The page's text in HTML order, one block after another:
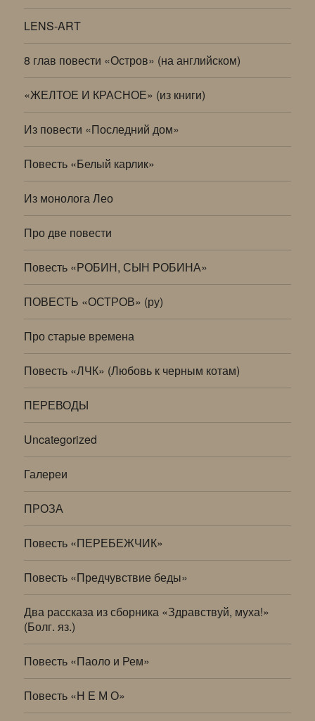
LENS-ART
8 глав повести «Остров» (на английском)
«ЖЕЛТОЕ И КРАСНОЕ» (из книги)
Из повести «Последний дом»
Повесть «Белый карлик»
Из монолога Лео
Про две повести
Повесть «РОБИН, СЫН РОБИНА»
ПОВЕСТЬ «ОСТРОВ» (ру)
Про старые времена
Повесть «ЛЧК» (Любовь к черным котам)
ПЕРЕВОДЫ
Uncategorized
Галереи
ПРОЗА
Повесть «ПЕРЕБЕЖЧИК»
Повесть «Предчувствие беды»
Два рассказа из сборника «Здравствуй, муха!»
(Болг. яз.)
Повесть «Паоло и Рем»
Повесть «Н Е М О»